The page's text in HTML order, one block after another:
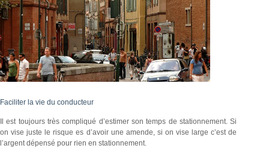
Faciliter la vie du conducteur
Il est toujours très compliqué d’estimer son temps de stationnement. Si
on vise juste le risque es d’avoir une amende, si on vise large c’est de
l’argent dépensé pour rien en stationnement.